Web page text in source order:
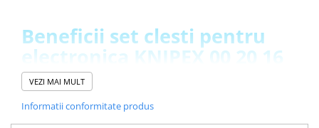
Intrerupatoare Smart
Prize Inteligente
Module Smart Home
Camere Supraveghere
Beneficii set clesti pentru
electronica KNIPEX 00 20 16
P ESD:
Protectia ESD previne descarcarile electrostatice si
protejeaza componentele electronice sensibile
VEZI MAI MULT
Informatii conformitate produs